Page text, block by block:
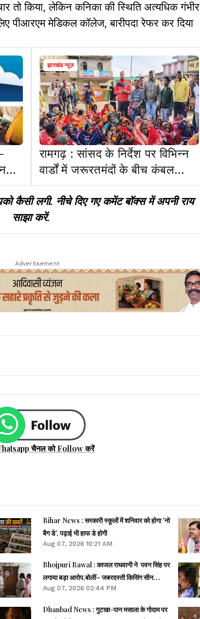
तो किया, लेकिन कनिका की स्थिति अत्यधिक गंभीर
पीआरएम मेडिकल कॉलेज, बारीपदा रेफर कर दिया
झारखंड न्यूज़
रामगढ़ : सांसद के निर्देश पर विभिन्न
वार्डों में जरूरतमंदों के बीच कंबल
वितरण
कैसी लगी. नीचे दिए गए कमेंट बॉक्स में अपनी राय
साझा करें.
Advertisement
चैनल को Follow करें
Bihar News : सरकारी स्कूलों में शनिवार को होगा 'नो
बैग डे', पढ़ाई भी हाफ डे होगी
Aug 07, 2026 10:21 AM
Bhojpuri Bawal : काजल राघवानी ने पवन सिंह पर
लगाया बड़ा आरोप,बोलीं– जबरदस्ती किसिंग सीन
करवाया...
Aug 07, 2026 02:44 PM
Dhanbad News : गुटखा-पान मसाला के गोदाम पर